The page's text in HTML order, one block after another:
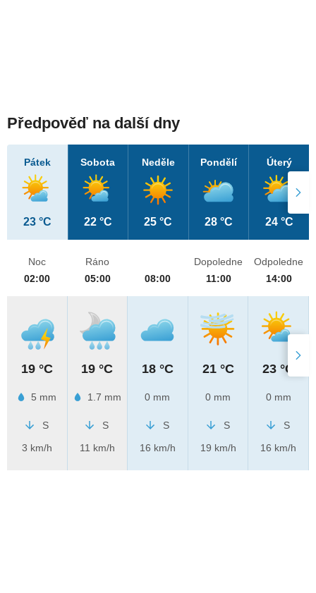
Předpověď na další dny
Pátek
23 °C
Sobota
22 °C
Neděle
25 °C
Pondělí
28 °C
Úterý
24 °C
Noc
02:00
19 °C
5 mm
S
3 km/h
Ráno
05:00
19 °C
1.7 mm
S
11 km/h
08:00
18 °C
0 mm
S
16 km/h
Dopoledne
11:00
21 °C
0 mm
S
19 km/h
Odpoledne
14:00
23 °C
0 mm
S
16 km/h